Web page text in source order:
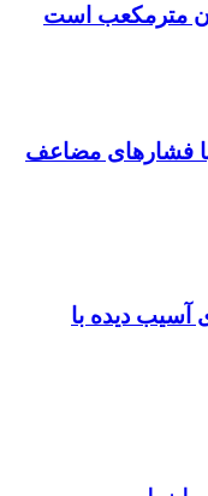
با فشارهای مضاعف
آسیب دیده با